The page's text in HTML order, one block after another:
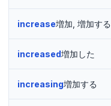
increase増加, 増加する
increased増加した
increasing増加する